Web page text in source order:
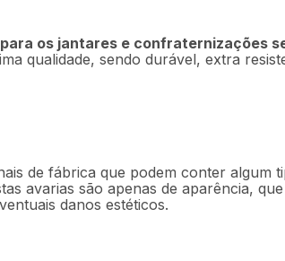
Descrição Ficha
os jantares e confraternizações
qualidade, sendo durável, extra
de fábrica que podem conter algum
avarias são apenas de aparência,
danos estéticos.